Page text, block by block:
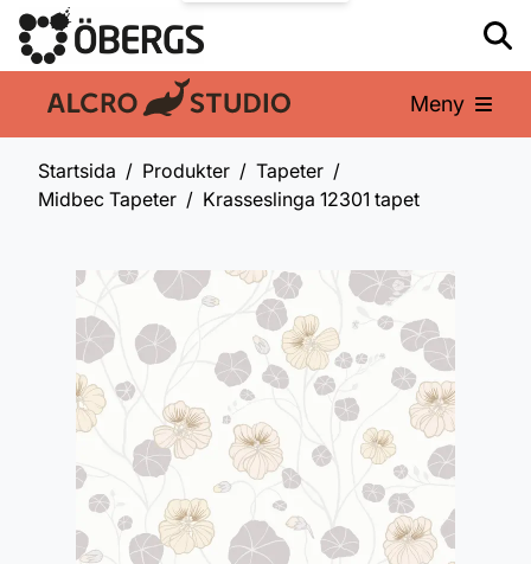
En del av: Meny
Startsida Produkter
Tapeter
Midbec Tapeter
Krasseslinga 12301 tapet